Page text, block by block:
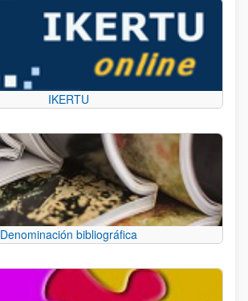
IKERTU
Denominación bibliográfica